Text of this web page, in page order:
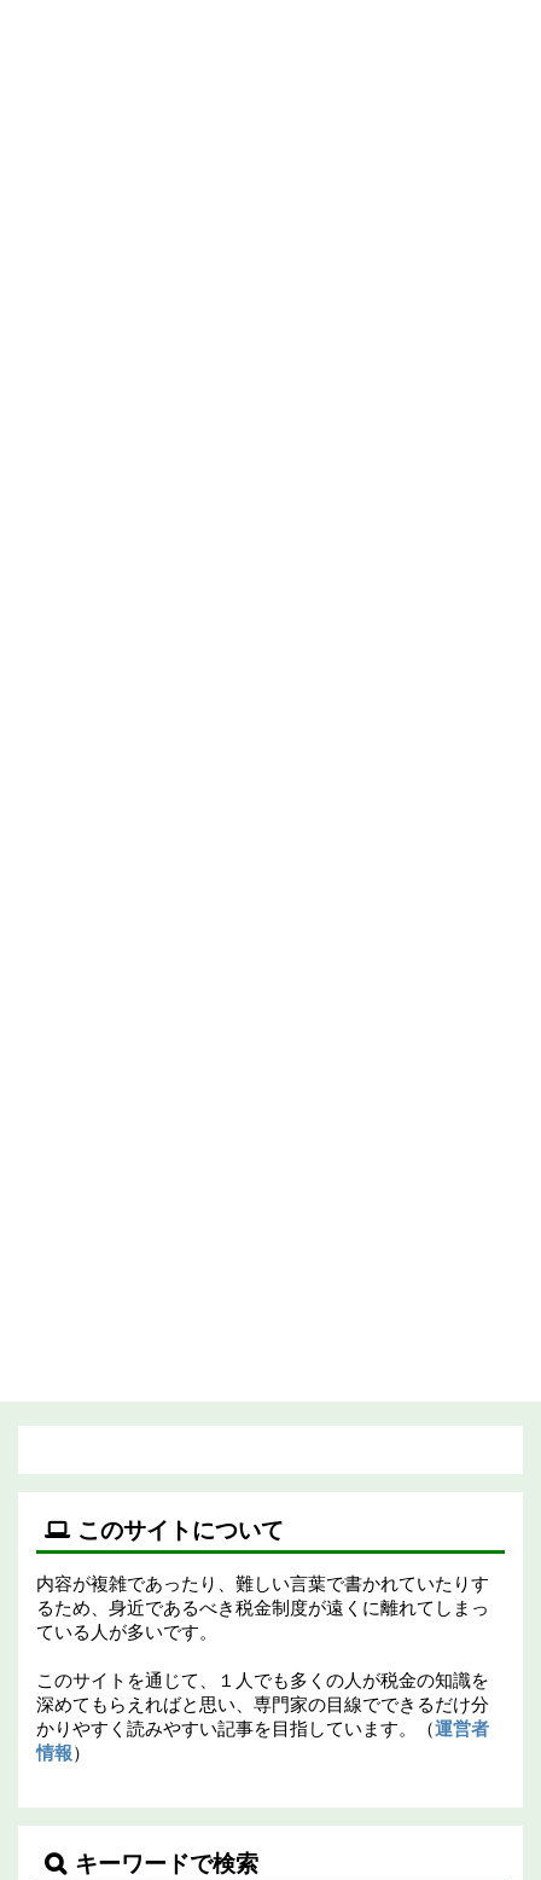
このサイトについて
内容が複雑であったり、難しい言葉で書かれていたりす
るため、身近であるべき税金制度が遠くに離れてしまっ
ている人が多いです。
このサイトを通じて、１人でも多くの人が税金の知識を
深めてもらえればと思い、専門家の目線でできるだけ分
かりやすく読みやすい記事を目指しています。（運営者
情報）
キーワードで検索